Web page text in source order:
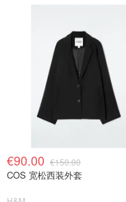
€90.00 €150.00
COS 宽松西装外套